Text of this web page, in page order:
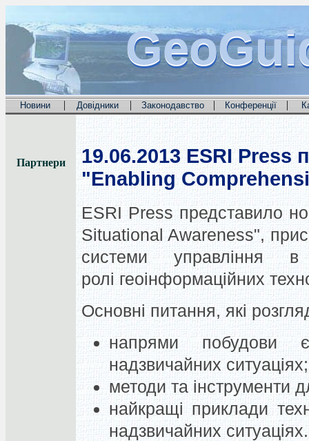
Новини | Довідники | Законодавство | Конференції |
Партнери 19.06.2013 ESRI Press
"Enabling
ESRI Press представило
Situational Awareness",
системи управління
ролі геоінформаційних
Основні питання, які
напрями побудови
надзвичайних ситуаціях;
методи та інструменти
найкращі приклади
надзвичайних ситуаціях.